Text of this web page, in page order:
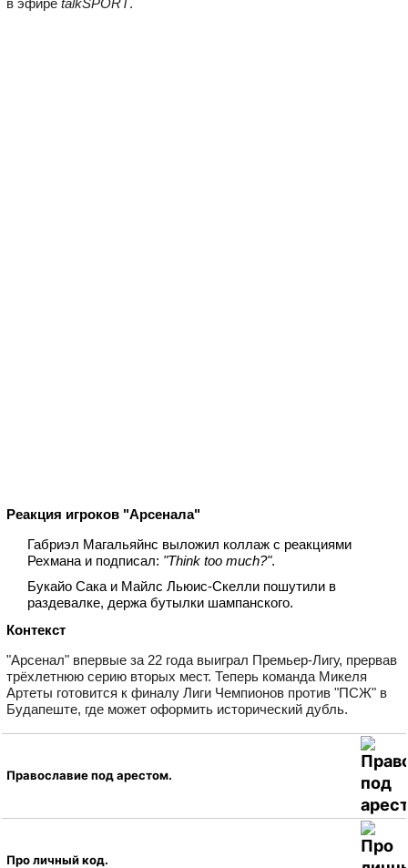
в эфире talkSPORT.
Реакция игроков "Арсенала"
Габриэл Магальяйнс выложил коллаж с реакциями
Рехмана и подписал: "Think too much?".
Букайо Сака и Майлс Льюис‑Скелли пошутили в
раздевалке, держа бутылки шампанского.
Контекст
"Арсенал" впервые за 22 года выиграл Премьер‑Лигу, прервав
трёхлетнюю серию вторых мест. Теперь команда Микеля
Артеты готовится к финалу Лиги Чемпионов против "ПСЖ" в
Будапеште, где может оформить исторический дубль.
Православие под арестом.
Про личный код.